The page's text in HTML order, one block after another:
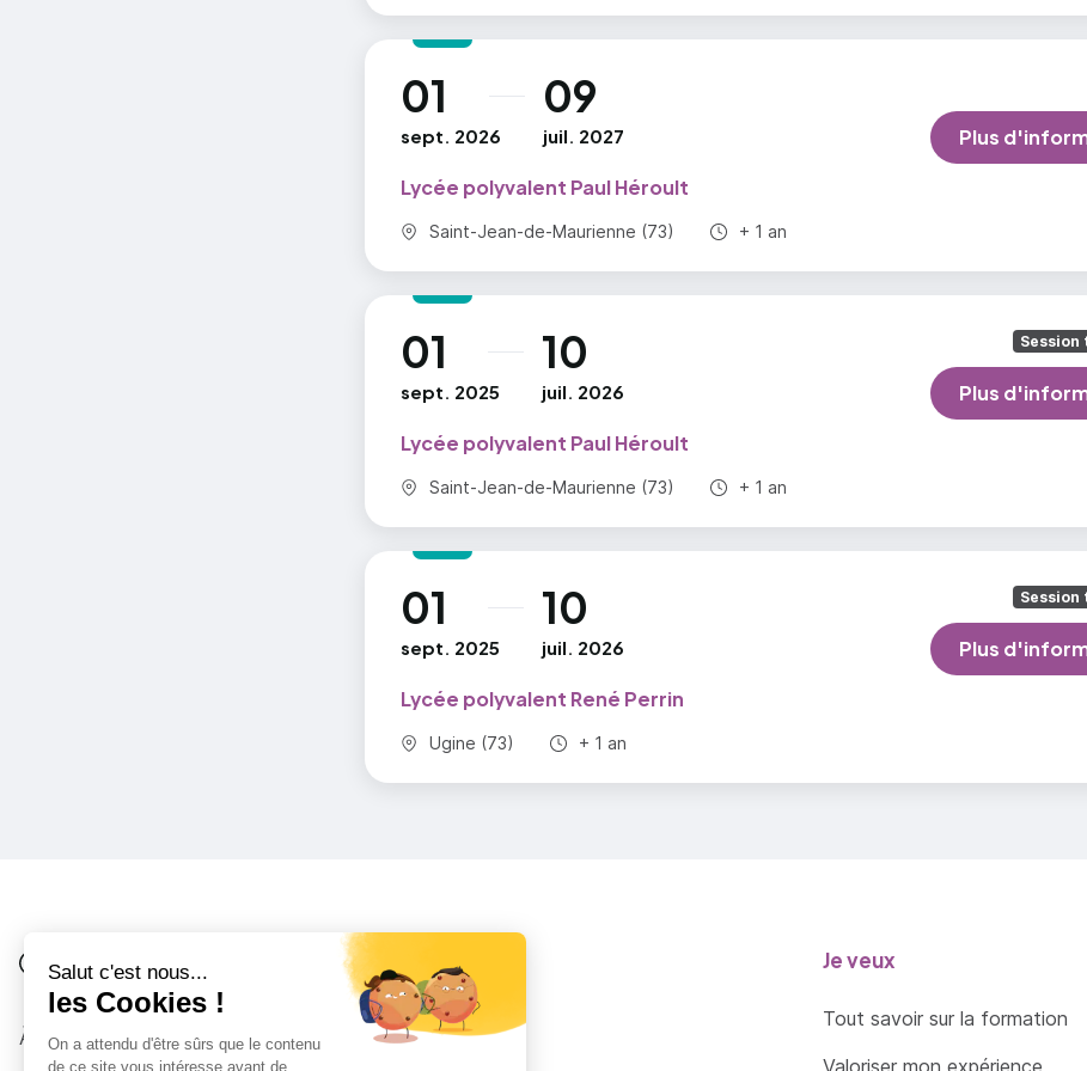
01
sept. 2026
au 09
juil. 2027
Lycée polyvalent Paul Héroult
Commune :
Saint-Jean-de-Maurienne (73) Durée totale :
+ 1 an
Plus
01
sept. 2025
au 10
juil. 2026
Lycée polyvalent Paul Héroult
Commune :
Saint-Jean-de-Maurienne (73) Durée totale :
+ 1 an
Session
Plus
01
sept. 2025
au 10
juil. 2026
Lycée polyvalent René Perrin
Commune :
Ugine (73) Durée totale :
+ 1 an
Session
Plus
Côté Formations
À propos
Je suis
Au collège
Je veux
Tout savoir sur la formation
Valoriser mon expérience